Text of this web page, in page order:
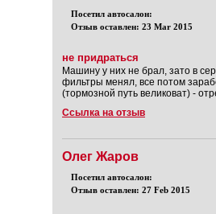
Посетил автосалон:
Отзыв оставлен: 23 Mar 2015
не придраться
Машину у них не брал, зато в
фильтры менял, все потом
(тормозной путь великоват) -
Ссылка на отзыв
Олег Жаров
Посетил автосалон:
Отзыв оставлен: 27 Feb 2015